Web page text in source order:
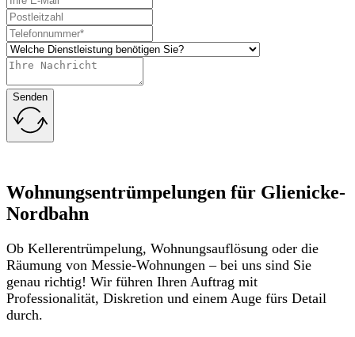
Senden
Wohnungsentrümpelungen für Glienicke-
Nordbahn
Ob Kellerentrümpelung, Wohnungsauflösung oder die
Räumung von Messie-Wohnungen – bei uns sind Sie
genau richtig! Wir führen Ihren Auftrag mit
Professionalität, Diskretion und einem Auge fürs Detail
durch.